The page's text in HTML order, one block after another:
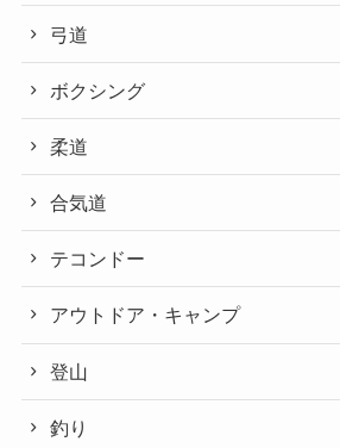
弓道
ボクシング
柔道
合気道
テコンドー
アウトドア・キャンプ
登山
釣り